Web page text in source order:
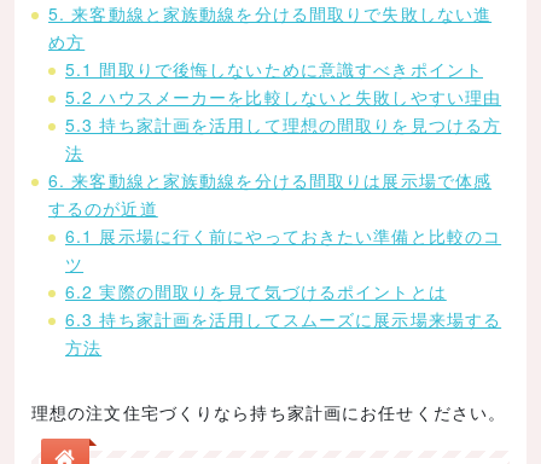
5. 来客動線と家族動線を分ける間取りで失敗しない進
め方
5.1 間取りで後悔しないために意識すべきポイント
5.2 ハウスメーカーを比較しないと失敗しやすい理由
5.3 持ち家計画を活用して理想の間取りを見つける方
法
6. 来客動線と家族動線を分ける間取りは展示場で体感
するのが近道
6.1 展示場に行く前にやっておきたい準備と比較のコ
ツ
6.2 実際の間取りを見て気づけるポイントとは
6.3 持ち家計画を活用してスムーズに展示場来場する
方法
理想の注文住宅づくりなら持ち家計画にお任せください。